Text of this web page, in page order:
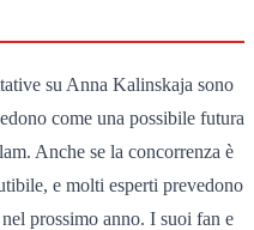
su Anna Kalinskaja sono
come una possibile futura
Anche se la concorrenza è
e molti esperti prevedono
prossimo anno. I suoi fan e